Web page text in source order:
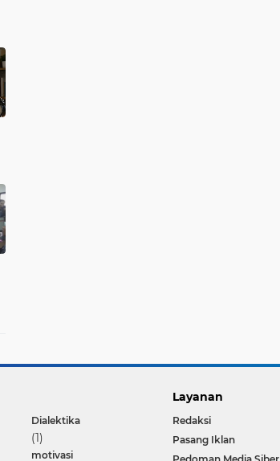
Dialektika
(1)
motivasi
Layanan
Redaksi
Pasang Iklan